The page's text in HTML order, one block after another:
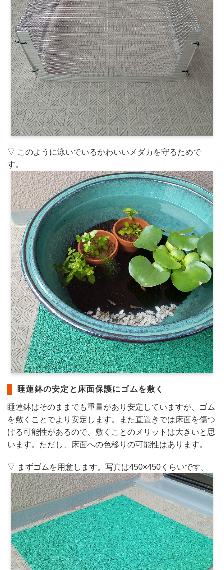
▽ このように泳いでいるかわいいメダカを守るためで
す。
睡蓮鉢の安定と床面保護にゴムを敷く
睡蓮鉢はそのままでも重量があり安定していますが、ゴム
を敷くことでより安定します。また直置きでは床面を傷つ
ける可能性があるので、敷くことのメリットは大きいと思
います。ただし、床面への色移りの可能性はあります。
▽ まずゴムを用意します。写真は450×450くらいです。